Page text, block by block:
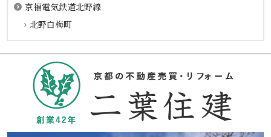
京福電気鉄道北野線
北野白梅町